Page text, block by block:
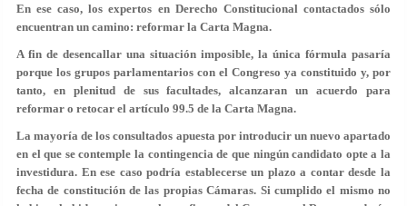
En ese caso, los expertos en Derecho Constitucional contactados sólo
encuentran un camino: reformar la Carta Magna.
A fin de desencallar una situación imposible, la única fórmula pasaría
porque los grupos parlamentarios con el Congreso ya constituido y, por
tanto, en plenitud de sus facultades, alcanzaran un acuerdo para
reformar o retocar el artículo 99.5 de la Carta Magna.
La mayoría de los consultados apuesta por introducir un nuevo apartado
en el que se contemple la contingencia de que ningún candidato opte a la
investidura. En ese caso podría establecerse un plazo a contar desde la
fecha de constitución de las propias Cámaras. Si cumplido el mismo no